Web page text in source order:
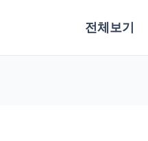
전체보기